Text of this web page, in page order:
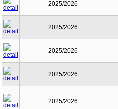
2025/2026
2025/2026
2025/2026
2025/2026
2025/2026